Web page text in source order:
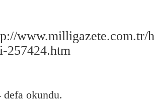
www.milligazete.com.tr/
257424.htm
defa okundu.